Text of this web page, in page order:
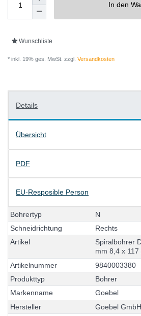
In den
Wunschliste
* inkl. 19% ges. MwSt. zzgl. Versandkosten
Details
Übersicht
PDF
EU-Resposible Person
Bohrertyp
N
Schneidrichtung Rechts
Artikel Spiralbohrer
mm 8,4 x 117
Artikelnummer 9840003380
Produkttyp Bohrer
Markenname Goebel
Hersteller Goebel GmbH